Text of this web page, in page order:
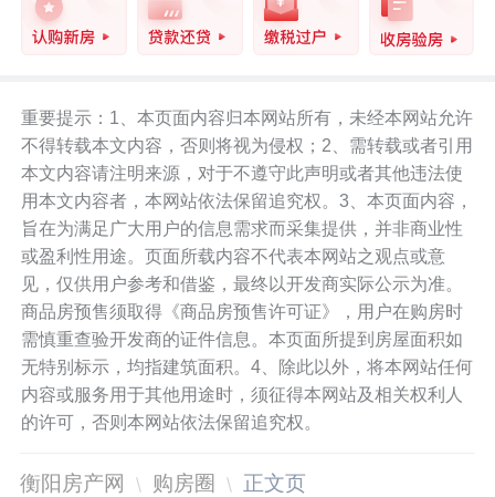
重要提示：1、本页面内容归本网站所有，未经本网站允许
不得转载本文内容，否则将视为侵权；2、需转载或者引用
本文内容请注明来源，对于不遵守此声明或者其他违法使
用本文内容者，本网站依法保留追究权。3、本页面内容，
旨在为满足广大用户的信息需求而采集提供，并非商业性
或盈利性用途。页面所载内容不代表本网站之观点或意
见，仅供用户参考和借鉴，最终以开发商实际公示为准。
商品房预售须取得《商品房预售许可证》，用户在购房时
需慎重查验开发商的证件信息。本页面所提到房屋面积如
无特别标示，均指建筑面积。4、除此以外，将本网站任何
内容或服务用于其他用途时，须征得本网站及相关权利人
的许可，否则本网站依法保留追究权。
衡阳房产网 购房圈 正文页